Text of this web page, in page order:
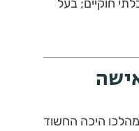
דירה בבניין מגורים ועצרו 3 שוהים בלתי חוקיים; בעל
היכה החשוד